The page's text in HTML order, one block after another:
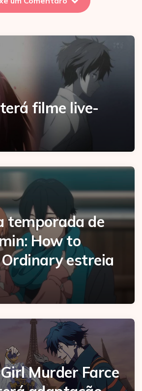
filme live-
temporada de
How to
Ordinary estreia
Murder Farce